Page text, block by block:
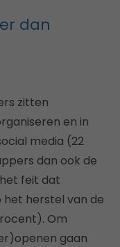
dan
zitten
en in
media (22
dan ook de
feit dat
herstel van de
Om
gaan